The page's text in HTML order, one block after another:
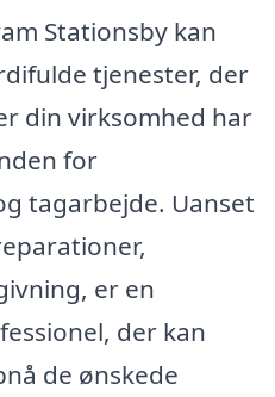
Stationsby kan
tjenester, der
din virksomhed har
for
tagarbejde. Uanset
er en
der kan
de ønskede